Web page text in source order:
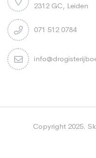
2312 GC, Leiden
071 512 0784
Copyright 2025.